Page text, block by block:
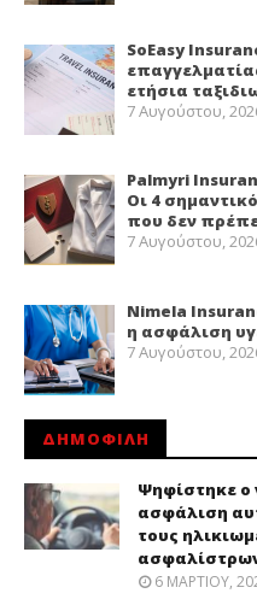
SoEasy
ετήσια
7 Αυγούστου,
Palmyri
Οι 4
που δεν
7 Αυγούστου,
Nimela
η ασφάλιση
7 Αυγούστου,
ΔΗΜΟΦΙΛΗ
Ψηφίστηκε ο
ασφάλιση
τους
6 ΜΑΡΤΊΟΥ,